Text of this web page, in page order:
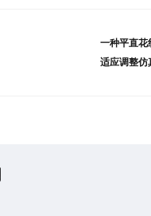
一种平直花
适应调整仿